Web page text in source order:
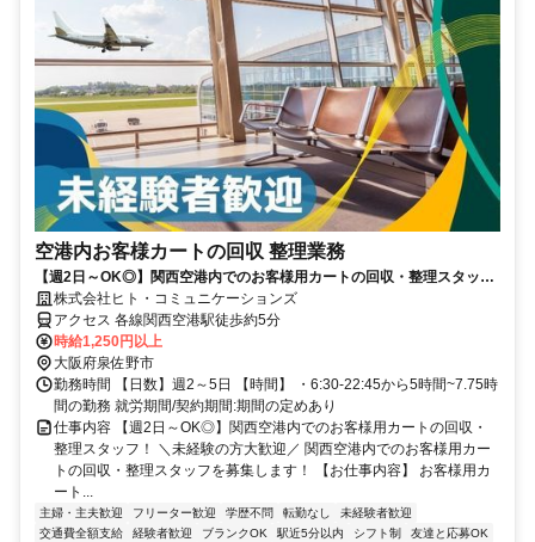
空港内お客様カートの回収 整理業務
【週2日～OK◎】関西空港内でのお客様用カートの回収・整理スタッ
フ！株式会社ヒト・コミュニケーションズ
アクセス 各線関西空港駅徒歩約5分
時給1,250円以上
大阪府泉佐野市
勤務時間 【日数】週2～5日 【時間】 ・6:30-22:45から5時間~7.75時
間の勤務 就労期間/契約期間:期間の定めあり
仕事内容 【週2日～OK◎】関西空港内でのお客様用カートの回収・
整理スタッフ！ ＼未経験の方大歓迎／ 関西空港内でのお客様用カー
トの回収・整理スタッフを募集します！ 【お仕事内容】 お客様用カ
ート...
主婦・主夫歓迎 フリーター歓迎 学歴不問 転勤なし
未経験者歓迎
交通費全額支給
経験者歓迎 ブランクOK 駅近5分以内 シフト制 友達と応募OK